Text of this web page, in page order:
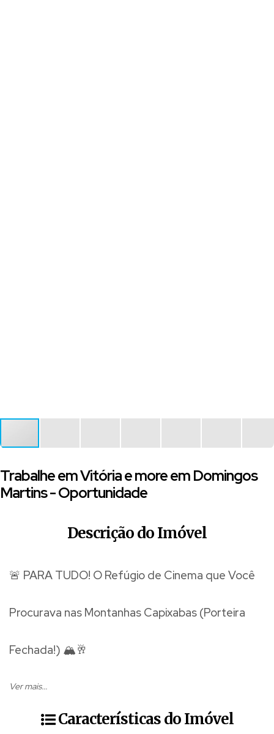
Trabalhe em Vitória e more em Domingos
Martins - Oportunidade
Descrição do Imóvel
🚨 PARA TUDO! O Refúgio de Cinema que Você
Procurava nas Montanhas Capixabas (Porteira
Fechada!) 🏔️🥂
Já imaginou acordar todos os dias com uma "Vista
apenas 6km do centro de Domingos Martins.
Ver mais...
Características do Imóvel